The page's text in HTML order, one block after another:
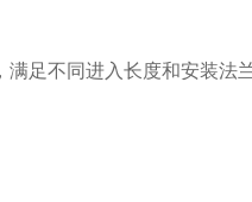
足不同进入长度和安装法